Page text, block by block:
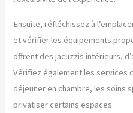
Ensuite, réfléchissez à
et vérifier les équipements
offrent des jacuzzis intérieurs,
Vérifiez également les services
déjeuner en chambre, les soins
privatiser certains espaces.